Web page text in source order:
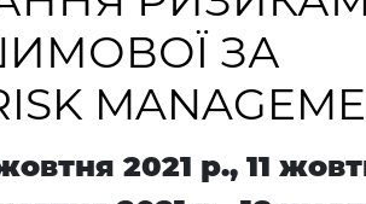
ЗА
2021 р., 11